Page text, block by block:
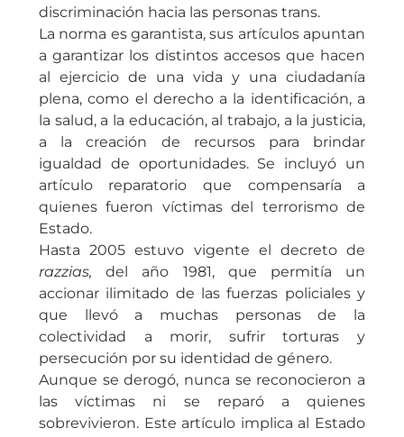
discriminación hacia las personas trans.
La norma es garantista, sus artículos apuntan
a garantizar los distintos accesos que hacen
al ejercicio de una vida y una ciudadanía
plena, como el derecho a la identificación, a
la salud, a la educación, al trabajo, a la justicia,
a la creación de recursos para brindar
igualdad de oportunidades. Se incluyó un
artículo reparatorio que compensaría a
quienes fueron víctimas del terrorismo de
Estado.
Hasta 2005 estuvo vigente el decreto de
razzias, del año 1981, que permitía un
accionar ilimitado de las fuerzas policiales y
que llevó a muchas personas de la
colectividad a morir, sufrir torturas y
persecución por su identidad de género.
Aunque se derogó, nunca se reconocieron a
las víctimas ni se reparó a quienes
sobrevivieron. Este artículo implica al Estado